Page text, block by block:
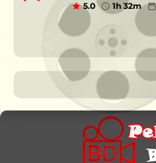
5.0 1h 32m